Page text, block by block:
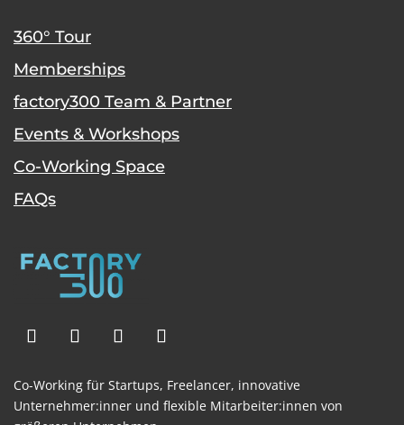
360° Tour
Memberships
factory300 Team & Partner
Events & Workshops
Co-Working Space
FAQs
Co-Working für Startups, Freelancer, innovative
Unternehmer:inner und flexible Mitarbeiter:innen von